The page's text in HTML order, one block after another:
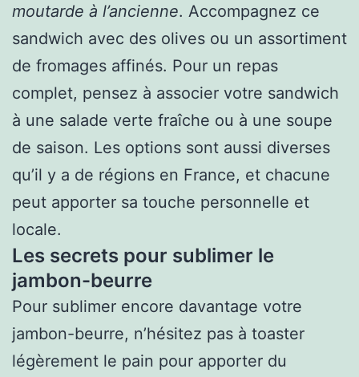
moutarde à l’ancienne. Accompagnez ce
sandwich avec des olives ou un assortiment
de fromages affinés. Pour un repas
complet, pensez à associer votre sandwich
à une salade verte fraîche ou à une soupe
de saison. Les options sont aussi diverses
qu’il y a de régions en France, et chacune
peut apporter sa touche personnelle et
locale.
Les secrets pour sublimer le
jambon-beurre
Pour sublimer encore davantage votre
jambon-beurre, n’hésitez pas à toaster
légèrement le pain pour apporter du